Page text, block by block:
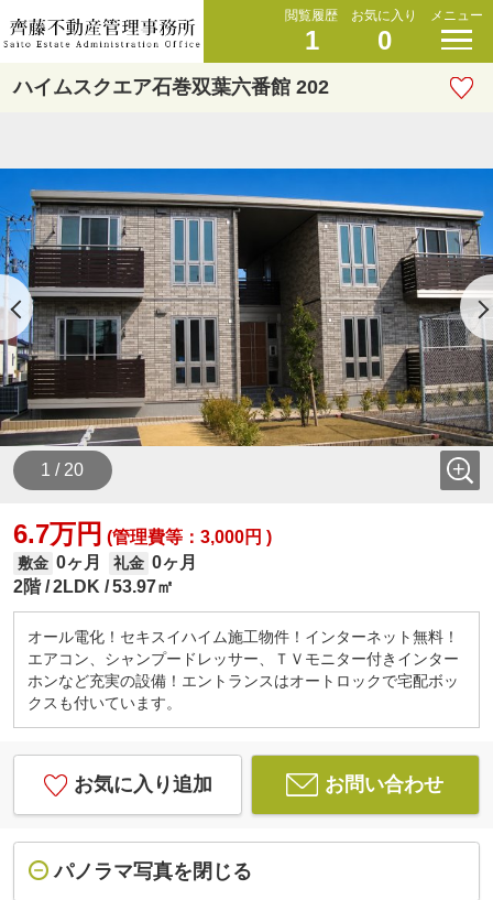
閲覧履歴
1
お気に入り
0
メニュー
ハイムスクエア石巻双葉六番館 202
1 / 20
6.7万円 (管理費等：3,000円 )
敷金 0ヶ月 礼金 0ヶ月
2階 2LDK 53.97㎡
オール電化！セキスイハイム施工物件！インターネット無料！
エアコン、シャンプードレッサー、ＴＶモニター付きインター
ホンなど充実の設備！エントランスはオートロックで宅配ボッ
クスも付いています。
お気に入り追加 お問い合わせ
パノラマ写真を閉じる